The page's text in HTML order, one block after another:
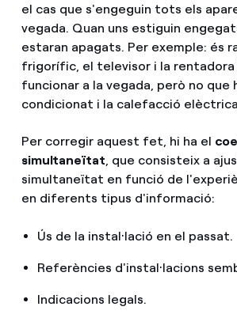
el cas que s'engeguin tots els
vegada. Quan uns estiguin
estaran apagats. Per exemple: és
frigorífic, el televisor i la rentadora
funcionar a la vegada, però no que
condicionat i la calefacció
Per corregir aquest fet, hi ha el
simultaneïtat, que consisteix a
simultaneïtat en funció de
en diferents tipus d'informació:
Ús de la instal·lació en el passat.
Referències d'instal·lacions
Indicacions legals.